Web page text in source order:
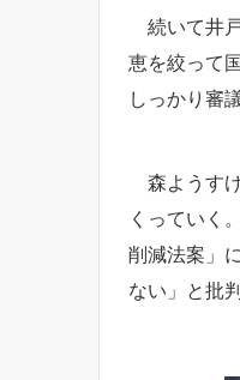
続いて井
恵を絞って
しっかり審
森ようす
くっていく
削減法案」
ない」と批